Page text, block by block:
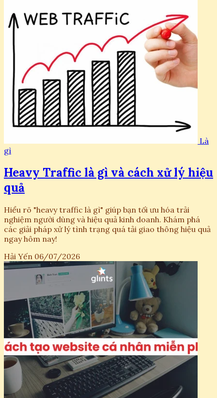
Là
gì
Heavy Traffic là gì và cách xử lý hiệu
quả
Hiểu rõ "heavy traffic là gì" giúp bạn tối ưu hóa trải
nghiệm người dùng và hiệu quả kinh doanh. Khám phá
các giải pháp xử lý tình trạng quá tải giao thông hiệu quả
ngay hôm nay!
Hải Yến 06/07/2026